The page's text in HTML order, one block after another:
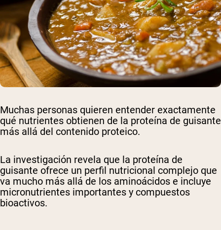
Muchas personas quieren entender exactamente
qué nutrientes obtienen de la proteína de guisante
más allá del contenido proteico.
La investigación revela que la proteína de
guisante ofrece un perfil nutricional complejo que
va mucho más allá de los aminoácidos e incluye
micronutrientes importantes y compuestos
bioactivos.